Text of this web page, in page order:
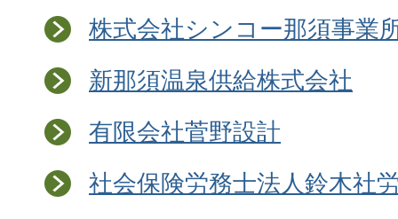
株式会社シンコー那須事業
新那須温泉供給株式会社
有限会社菅野設計
社会保険労務士法人鈴木社